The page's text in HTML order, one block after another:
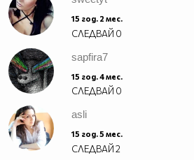
15 год. 2 мес.
СЛЕДВАЙ 0
sapfira7
15 год. 4 мес.
СЛЕДВАЙ 0
asli
15 год. 5 мес.
СЛЕДВАЙ2